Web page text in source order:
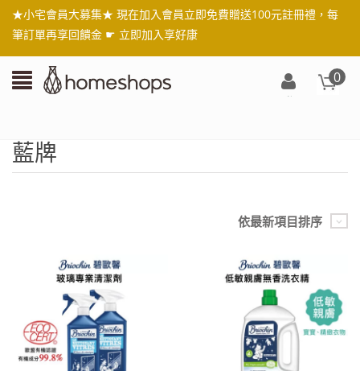
★小宅會員大募集★ 現在加入會員立即免費贈送100元註冊禮，每
筆訂單再享回饋金 ☛ 立即加入享好康
0
藍牌
依最新項目排序